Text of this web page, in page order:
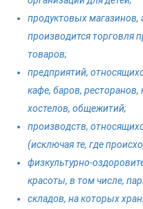
продуктовых магазинов,
производится торговля
товаров;
предприятий,
кафе, баров,
хостелов, общежитий;
производств,
(исключая те, где
физкультурно-
красоты, в том числе,
складов, на которых